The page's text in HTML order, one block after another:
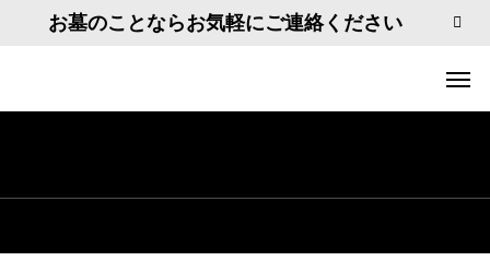
お墓のことならお気軽にご連絡ください